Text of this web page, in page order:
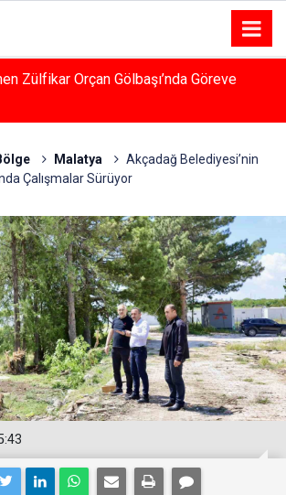
Çarpan Araç Sürücüsü Yaralandı
Malatya
Akçadağ Belediyesi’nin
Çalışmalar Sürüyor